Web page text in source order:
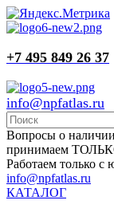
+7 495 849 26 37
info@npfatlas.ru
Вопросы о
принимаем
Работаем только
info@npfatlas.ru
КАТАЛОГ